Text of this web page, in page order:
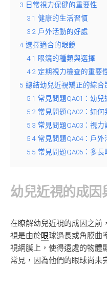
3 日常視力保健的重要性
3.1 健康的生活習慣
3.2 戶外活動的好處
4 選擇適合的眼鏡
4.1 眼鏡的種類與選擇
4.2 定期視力檢查的重要
5 總結幼兒近視矯正的綜合
5.1 常見問題QA01：幼兒
5.2 常見問題QA02：如
5.3 常見問題QA03：視
5.4 常見問題QA04：戶
5.5 常見問題QA05：多
幼兒近視的成因
在瞭解幼兒近視的成因之前
視是由於眼球過長或角膜曲
視網膜上，使得遠處的物體
常見，因為他們的眼球尚未